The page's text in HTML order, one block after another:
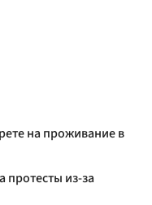
на проживание в
из-за